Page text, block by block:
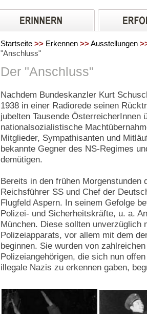
Startseite >> Erkennen >>Ausstellungen
"Anschluss"
Der "Anschluss"
Nachdem Bundeskanzler Kurt
1938 in einer Radiorede seinen
jubelten Tausende ÖsterreicherInnen
nationalsozialistische
Mitglieder, Sympathisanten und
bekannte Gegner des NS-Regimes
demütigen.
Bereits in den frühen Morgenstunden
Reichsführer SS und Chef der
Flugfeld Aspern. In seinem Gefolge
Polizei- und Sicherheitskräfte, u. a.
München. Diese sollten unverzüglich
Polizeiapparats, vor allem mit dem
beginnen. Sie wurden von
Polizeiangehörigen, die sich nun
illegale Nazis zu erkennen gaben,